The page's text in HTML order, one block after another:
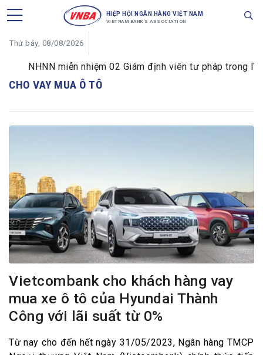
HIỆP HỘI NGÂN HÀNG VIỆT NAM
VIETNAM BANK'S ASSOCIATION
Thứ bảy, 08/08/2026
NHNN miễn nhiệm 02 Giám định viên tư pháp trong lĩnh
CHO VAY MUA Ô TÔ
Vietcombank cho khách hàng vay
mua xe ô tô của Hyundai Thành
Công với lãi suất từ 0%
Từ nay cho đến hết ngày 31/05/2023, Ngân hàng TMCP